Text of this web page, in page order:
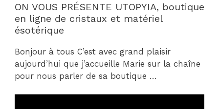
ON VOUS PRÉSENTE UTOPYIA, boutique
en ligne de cristaux et matériel
ésotérique
Bonjour à tous C’est avec grand plaisir
aujourd’hui que j’accueille Marie sur la chaîne
pour nous parler de sa boutique …